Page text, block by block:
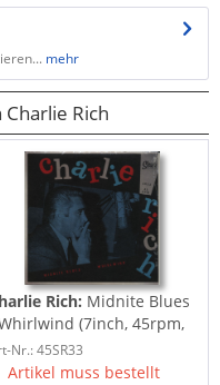
mehr
Rich
Rich: Midnite Blues
(7inch, 45rpm,
Nr.: 45SR33
Artikel muss bestellt